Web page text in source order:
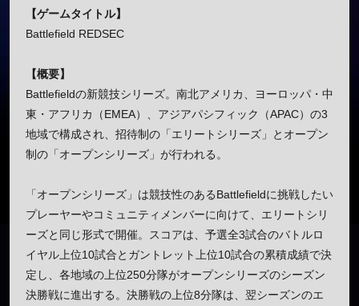
【ゲームタイトル】
Battlefield REDSEC
【概要】
Battlefieldの新競技シリーズ。南北アメリカ、ヨーロッパ・中
東・アフリカ（EMEA）、アジアパシフィック（APAC）の3
地域で構成され、招待制の「エリートシリーズ」とオープン
制の「オープンシリーズ」が行われる。
「オープンシリーズ」は競技性のあるBattlefieldに挑戦したい
プレーヤーやコミュニティメンバーに向けて、エリートシリ
ーズと同じ形式で開催。スコアは、予選全3試合のバトルロ
イヤル上位10試合とガントレット上位10試合の累積成績で決
定し、各地域の上位250分隊がオープンシリーズのシーズン
決勝戦に進出する。決勝戦の上位8分隊は、翌シーズンのエ